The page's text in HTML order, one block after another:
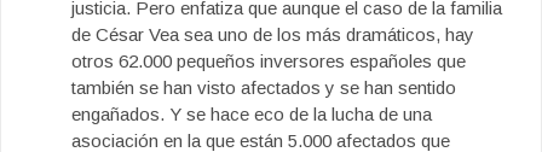
justicia. Pero enfatiza que aunque el caso de la familia
de César Vea sea uno de los más dramáticos, hay
otros 62.000 pequeños inversores españoles que
también se han visto afectados y se han sentido
engañados. Y se hace eco de la lucha de una
asociación en la que están 5.000 afectados que